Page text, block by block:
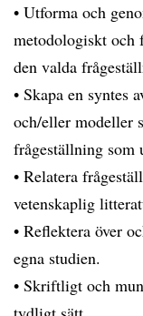
• Utforma och
metodologiskt och
den valda
• Skapa en syntes
och/eller modeller
frågeställning som
• Relatera
vetenskaplig
• Reflektera över
egna studien.
• Skriftligt och